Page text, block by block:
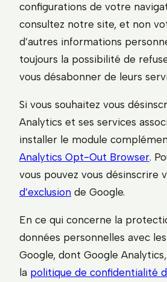
configurations de votre
consultez notre site, et non
d’autres informations
toujours la possibilité de
vous désabonner de leurs
Si vous souhaitez vous
Analytics et ses services
installer le module
Analytics Opt-Out Browser.
vous pouvez vous désinscrire
d’exclusion de Google.
En ce qui concerne la
données personnelles avec
Google, dont Google
la politique de confidentialité